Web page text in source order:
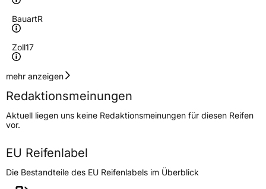
BauartR
Zoll17
Geschwindigkeitsindex
Höchstgeschwindigkeit
270 km/h
Lastindex91
Höchstlast615 kg
Generelle Merkmale
mehr anzeigen
Redaktionsmeinungen
Aktuell liegen uns keine Redaktionsmeinungen für diesen Reifen
vor.
EU Reifenlabel
Die Bestandteile des EU Reifenlabels im Überblick